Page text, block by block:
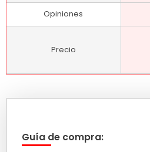
Opiniones
Precio
Guía de compra: